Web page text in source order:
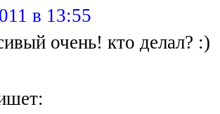
в 13:55
очень! кто делал? :)